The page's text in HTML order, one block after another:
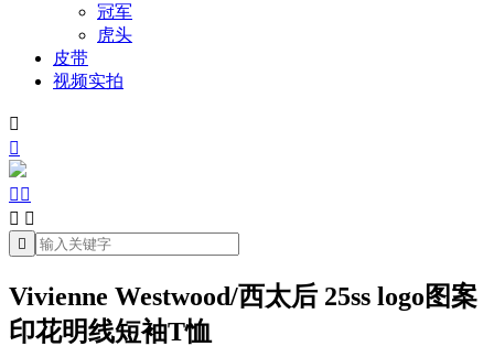
冠军
虎头
皮带
视频实拍


 
 

Vivienne Westwood/西太后 25ss logo图案
印花明线短袖T恤